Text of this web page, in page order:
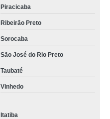
Piracicaba
Ribeirão Preto
Sorocaba
São José do Rio Preto
Taubaté
Vinhedo
Itatiba